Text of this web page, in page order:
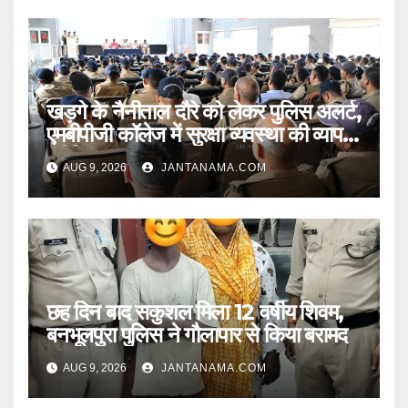
खड़गे के नैनीताल दौरे को लेकर पुलिस अलर्ट,
एमबीपीजी कॉलेज में सुरक्षा व्यवस्था की व्यापक
ब्रीफिंग
AUG 9, 2026 JANTANAMA.COM
छह दिन बाद सकुशल मिला 12 वर्षीय शिवम,
बनभूलपुरा पुलिस ने गौलापार से किया बरामद
AUG 9, 2026 JANTANAMA.COM